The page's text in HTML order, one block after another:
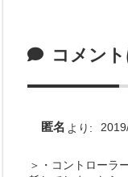
コメン
匿名 より:
＞・コントローラ